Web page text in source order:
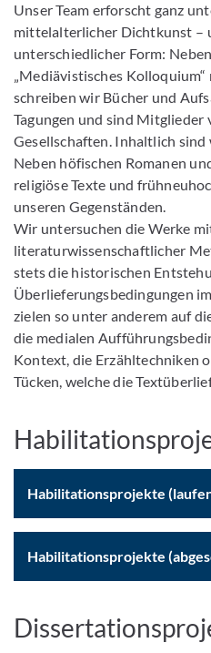
Unser Team erforscht ganz
mittelalterlicher Dichtkunst –
unterschiedlicher Form:
„Mediävistisches
schreiben wir Bücher und
Tagungen und sind Mitglieder
Gesellschaften. Inhaltlich
Neben höfischen Romanen
religiöse Texte und
unseren Gegenständen.
Wir untersuchen die Werke
literaturwissenschaftlicher
stets die historischen
Überlieferungsbedingungen
zielen so unter anderem auf
die medialen
Kontext, die Erzähltechniken
Tücken, welche die
Habilitationsprojekte
Habilitationsprojekte